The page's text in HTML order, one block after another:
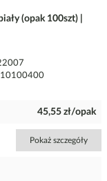
(opak 100szt) |
45,55 zł/opak
Pokaż szczegóły